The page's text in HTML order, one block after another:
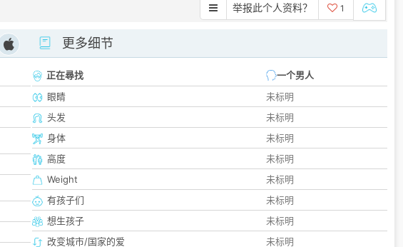
举报此个人资料？ 1
更多细节
正在尋找
一个男人
眼睛
未标明
头发
未标明
身体
未标明
高度
未标明
Weight
未标明
有孩子们
未标明
想生孩子
未标明
改变城市/国家的爱
未标明